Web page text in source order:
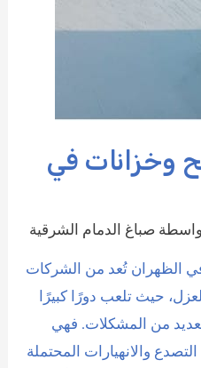
وخزانات في
صباغ الدمام الشرقية
الظهران تُعد من الشركات
حيث تلعب دورًا كبيرًا
من المشكلات. فهي
والانهيارات المحتملة